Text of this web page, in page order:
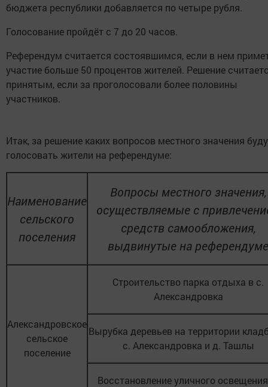
бюджета республики добавляется по четыре рубля.
Голосование пройдёт с 7 до 20 часов.
Референдум считается состоявшимся, если в нем
участие больше 50 процентов жителей. Решение
принятым, если за проголосовали более половины
участников.
Итак, за решение каких вопросов местного значения
голосовать жители на референдуме:
Наименование
сельского
поселения
Вопросы местного значения,
осуществляемые с
средств самообложения,
выдвинутые на референдуме
Александровское
сельское
поселение
Строительство парка отдыха в с.
Александровка
Вырубка деревьев на территории
с. Александровка и д. Ташлы
Восстановление уличного